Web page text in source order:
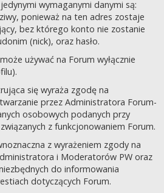
wymaganymi danymi są:
ponieważ na ten adres zostaje
bez którego konto nie zostanie
(nick), oraz hasło.
używać na Forum wyłącznie
się wyraża zgodę na
przez Administratora Forum-
osobowych podanych przy
z funkcjonowaniem Forum.
z wyrażeniem zgody na
i Moderatorów PW oraz
do informowania
dotyczących Forum.